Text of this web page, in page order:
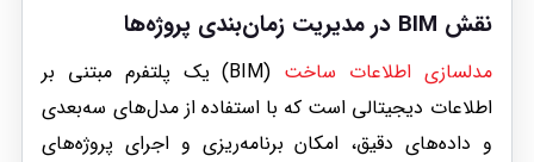
نقش BIM در مدیریت زمان‌بندی پروژه‌ها
مدلسازی اطلاعات ساخت
(BIM) یک پلتفرم مبتنی بر
اطلاعات دیجیتالی است که با استفاده از مدل‌های سه‌بعدی
و داده‌های دقیق، امکان برنامه‌ریزی و اجرای پروژه‌های